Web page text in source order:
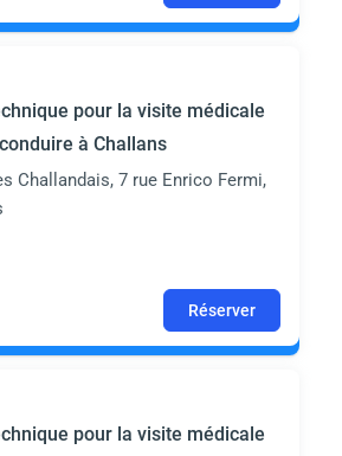
pour la visite médicale
à Challans
Challandais, 7 rue Enrico Fermi,
Réserver
pour la visite médicale